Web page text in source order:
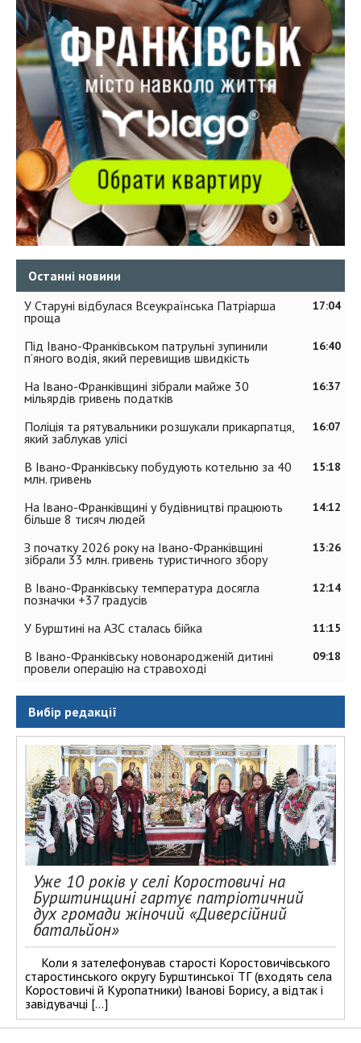
Останні новини
17:04
У Старуні відбулася Всеукраїнська Патріарша
проща
16:40
Під Івано-Франківськом патрульні зупинили
п’яного водія, який перевищив швидкість
16:37
На Івано-Франківщині зібрали майже 30
мільярдів гривень податків
16:07
Поліція та рятувальники розшукали прикарпатця,
який заблукав улісі
15:18
В Івано-Франківську побудують котельню за 40
млн. гривень
14:12
На Івано-Франківщині у будівництві працюють
більше 8 тисяч людей
13:26
З початку 2026 року на Івано-Франківщині
зібрали 33 млн. гривень туристичного збору
12:14
В Івано-Франківську температура досягла
позначки +37 градусів
11:15
У Бурштині на АЗС сталась бійка
09:18
В Івано-Франківську новонародженій дитині
провели операцію на стравоході
Вибір редакції
Уже 10 років у селі Коростовичі на
Бурштинщині гартує патріотичний
дух громади жіночий «Диверсійний
батальйон»
Коли я зателефонував старості Коростовичівського
старостинського округу Бурштинської ТГ (входять села
Коростовичі й Куропатники) Іванові Борису, а відтак і
завідувачці […]